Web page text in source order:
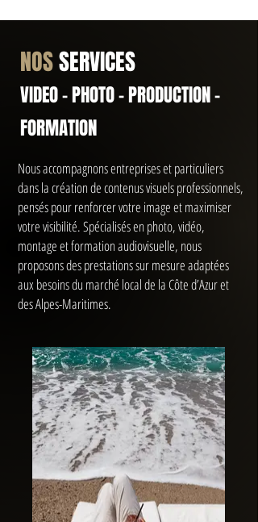
NOSSERVICES
VIDEO - PHOTO - PRODUCTION -
FORMATION
Nous accompagnons entreprises et particuliers
dans la création de contenus visuels professionnels,
pensés pour renforcer votre image et maximiser
votre visibilité. Spécialisés en photo, vidéo,
montage et formation audiovisuelle, nous
proposons des prestations sur mesure adaptées
aux besoins du marché local de la Côte d’Azur et
des Alpes-Maritimes.